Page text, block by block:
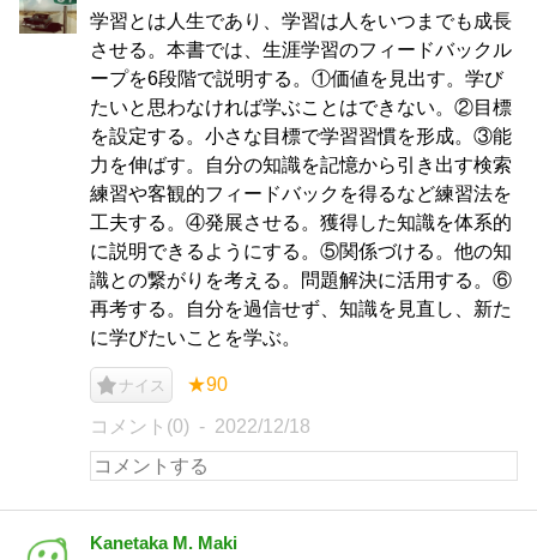
学習とは人生であり、学習は人をいつまでも成長
させる。本書では、生涯学習のフィードバックル
ープを6段階で説明する。①価値を見出す。学び
たいと思わなければ学ぶことはできない。②目標
を設定する。小さな目標で学習習慣を形成。③能
力を伸ばす。自分の知識を記憶から引き出す検索
練習や客観的フィードバックを得るなど練習法を
工夫する。④発展させる。獲得した知識を体系的
に説明できるようにする。⑤関係づける。他の知
識との繋がりを考える。問題解決に活用する。⑥
再考する。自分を過信せず、知識を見直し、新た
に学びたいことを学ぶ。
ナイス ★90
コメント(0) 2022/12/18
Kanetaka M. Maki